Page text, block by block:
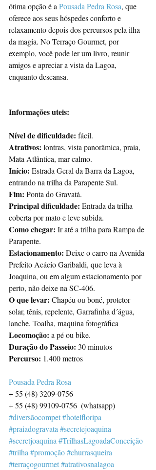
ótima opção é a Pousada Pedra Rosa, que
oferece aos seus hóspedes conforto e
relaxamento depois dos percursos pela ilha
da magia. No Terraço Gourmet, por
exemplo, você pode ler um livro, reunir
amigos e apreciar a vista da Lagoa,
enquanto descansa.
Informações uteis:
Nível de dificuldade: fácil.
Atrativos: lontras, vista panorâmica, praia,
Mata Atlântica, mar calmo.
Início: Estrada Geral da Barra da Lagoa,
entrando na trilha da Parapente Sul.
Fim: Ponta do Gravatá.
Principal dificuldade: Entrada da trilha
coberta por mato e leve subida.
Como chegar: Ir até a trilha para Rampa de
Parapente.
Estacionamento: Deixe o carro na Avenida
Prefeito Acácio Garibaldi, que leva à
Joaquina, ou em algum estacionamento por
perto, não deixe na SC-406.
O que levar: Chapéu ou boné, protetor
solar, tênis, repelente, Garrafinha d´água,
lanche, Toalha, maquina fotográfica
Locomoção: a pé ou bike.
Duração do Passeio: 30 minutos
Percurso: 1.400 metros
Pousada Pedra Rosa
+ 55 (48) 3209-0756
+ 55 (48) 99109-0756  (whatsapp)
#diversãocompet#hotelfloripa
#praiadogravata #secretejoaquina
#secretjoaquina #TrilhasLagoadaConceição
#trilha #promoção#churrasqueira
#terraçogourmet#atrativosnalagoa